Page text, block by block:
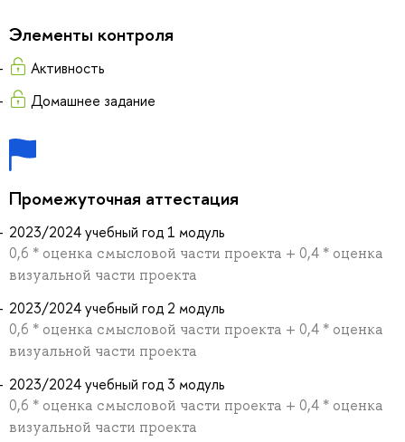
Элементы контроля
Активность
Домашнее задание
Промежуточная аттестация
2023/2024 учебный год 1 модуль
0,6 * оценка смысловой части проекта + 0,4 * оценка
визуальной части проекта
2023/2024 учебный год 2 модуль
0,6 * оценка смысловой части проекта + 0,4 * оценка
визуальной части проекта
2023/2024 учебный год 3 модуль
0,6 * оценка смысловой части проекта + 0,4 * оценка
визуальной части проекта